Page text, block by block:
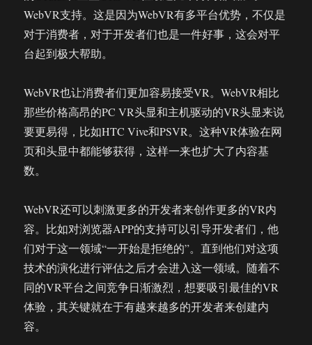
WebVR支持。这是因为WebVR有多平台优势，不仅是
对于消费者，对于开发者们也是一件好事，这会对平
台起到极大帮助。
WebVR也让消费者们更加容易接受VR。WebVR相比
那些价格高昂的PC VR头显和主机驱动的VR头显来说
要更易得，比如HTC Vive和PSVR。这种VR体验在网
页和头显中都能够获得，这样一来也扩大了内容基
数。
WebVR还可以刺激更多的开发者来创作更多的VR内
容。比如对浏览器APP的支持可以引导开发者们，他
们对于这一领域“一开始是拒绝的”。直到他们对这项
技术的演化进行评估之后才会进入这一领域。随着不
同的VR平台之间竞争日渐激烈，想要吸引最佳的VR
体验，其关键就在于有越来越多的开发者来创建内
容。